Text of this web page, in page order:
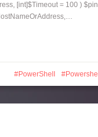
[int]$Timeout = 100 )
PowerShell